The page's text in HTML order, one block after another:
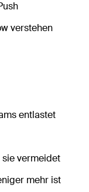
verstehen
entlastet
vermeidet
mehr ist